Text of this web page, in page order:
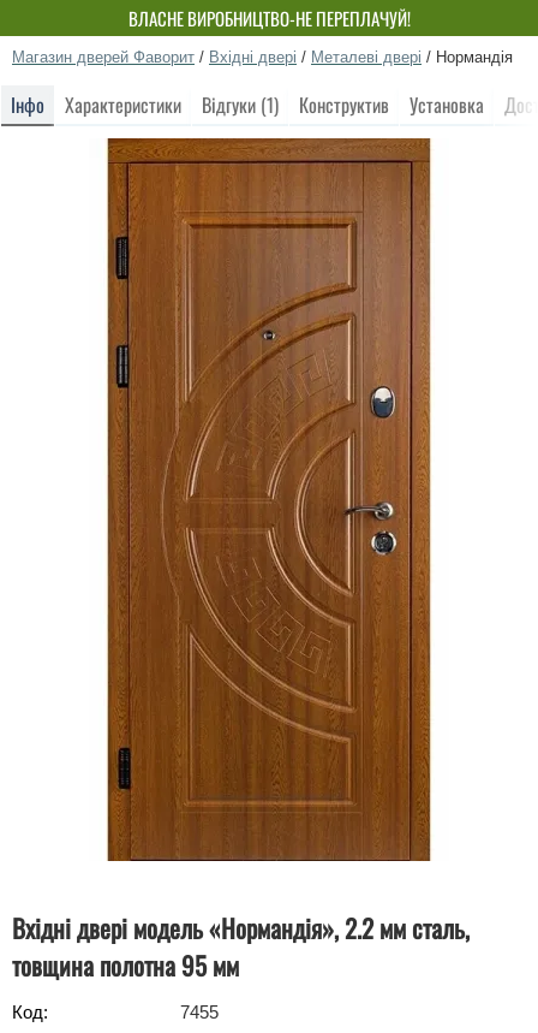
ВЛАСНЕ ВИРОБНИЦТВО-НЕ ПЕРЕПЛАЧУЙ!
Магазин дверей Фаворит / Вхідні двері / Металеві двері / Нормандія
Інфо Характеристики Відгуки (1) Конструктив Установка
Вхідні двері модель «Нормандія», 2.2 мм сталь,
товщина полотна 95 мм
Код:
7455